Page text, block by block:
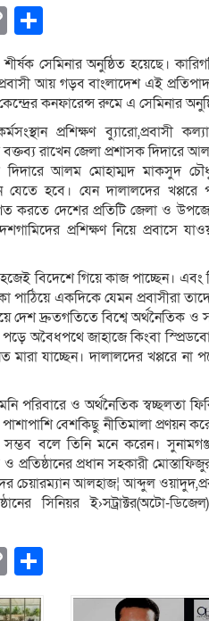
Copy
Link
সেমিনার অনুষ্ঠিত হয়েছে।
আয় গড়ব বাংলাদেশ এই
কনফারেন্স রুমে এ সেমিনার
প্রশিক্ষণ ব্যুারো,প্রবাসী
বক্তব্য রাখেন জেলা প্রশাসক দিদারে
দিদারে আলম মোহাম্মদ মাকসুদ
যেতে হবে। যেন দালালদের
করতে দেশের প্রতিটি জেলা ও
প্রশিক্ষণ নিয়ে প্রবাসে
বিদেশে গিয়ে কাজ পাচ্ছেন।
একদিকে যেমন প্রবাসীরা
দেশ দ্রুতগতিতে বিশ্বে অর্থনৈতিক ও
অবৈধপথে জাহাজে কিংবা
মারা যাচ্ছেন। দালালদের খপ্পরে না
পরিবারে ও অর্থনৈতিক স্বচ্ছলতা
পাশাপাশি বেশকিছু নীতিমালা প্রণয়ন
বলে তিনি মনে করেন। সুনামগঞ্জ
প্রধান সহকারী
চেয়ারম্যান আলহাজ¦ আব্দুল
সিনিয়র ই›সট্রাক্টর(অটো-
Copy
Link